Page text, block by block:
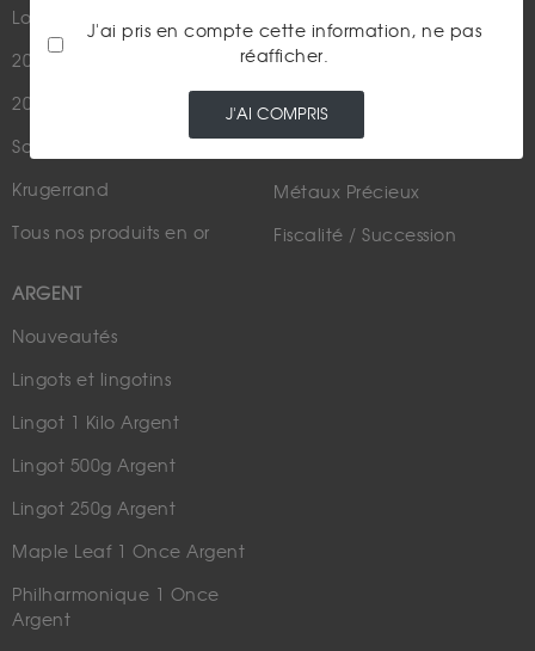
Louis d'Or - 20 Francs Or
20 Dollars US
20 Francs Suisse
Souverain
Krugerrand
Tous nos produits en or
ARGENT
Nouveautés
Lingots et lingotins
Lingot 1 Kilo Argent
Lingot 500g Argent
Lingot 250g Argent
Maple Leaf 1 Once Argent
Philharmonique 1 Once
Argent
Cours de l'or
Numismatique
Rachat de bijoux
Métaux Précieux
Fiscalité / Succession
J'ai pris en compte cette information, ne pas
réafficher.
J'AI COMPRIS